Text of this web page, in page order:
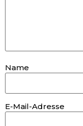
Name
E-Mail-Adresse